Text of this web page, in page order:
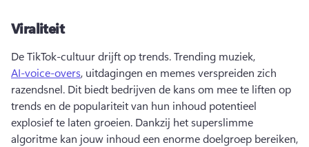
Viraliteit
De TikTok-cultuur drijft op trends. Trending muziek,
AI-voice-overs, uitdagingen en memes verspreiden zich
razendsnel. Dit biedt bedrijven de kans om mee te liften op
trends en de populariteit van hun inhoud potentieel
explosief te laten groeien. Dankzij het superslimme
algoritme kan jouw inhoud een enorme doelgroep bereiken,